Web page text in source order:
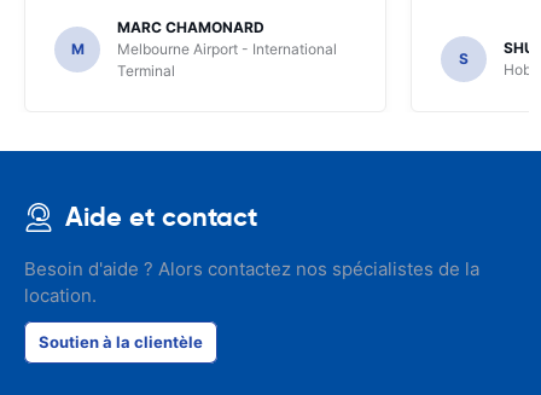
M
MARC CHAMONARD
Melbourne Airport - International
Terminal
S
Aide et contact
Besoin d'aide ? Alors contactez nos spécialistes de la
location.
Soutien à la clientèle